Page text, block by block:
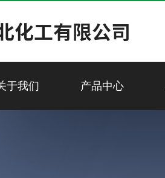
于我们 产品中心